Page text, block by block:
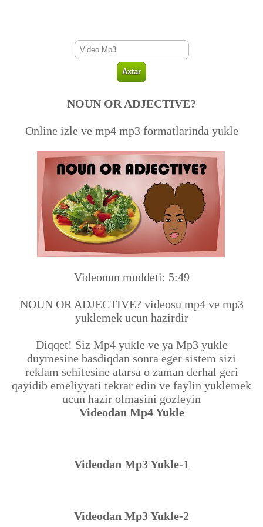
NOUN OR ADJECTIVE?
Online izle ve mp4 mp3 formatlarinda yukle
Videonun muddeti: 5:49
NOUN OR ADJECTIVE? videosu mp4 ve mp3
yuklemek ucun hazirdir
Diqqet! Siz Mp4 yukle ve ya Mp3 yukle
duymesine basdiqdan sonra eger sistem sizi
reklam sehifesine atarsa o zaman derhal geri
qayidib emeliyyati tekrar edin ve faylin yuklemek
ucun hazir olmasini gozleyin
Videodan Mp4 Yukle
Videodan Mp3 Yukle-1
Videodan Mp3 Yukle-2